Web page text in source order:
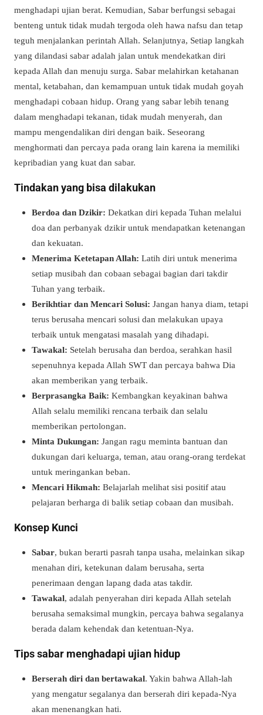
menghadapi ujian berat. Kemudian, Sabar berfungsi sebagai
benteng untuk tidak mudah tergoda oleh hawa nafsu dan tetap
teguh menjalankan perintah Allah. Selanjutnya, Setiap langkah
yang dilandasi sabar adalah jalan untuk mendekatkan diri
kepada Allah dan menuju surga. Sabar melahirkan ketahanan
mental, ketabahan, dan kemampuan untuk tidak mudah goyah
menghadapi cobaan hidup. Orang yang sabar lebih tenang
dalam menghadapi tekanan, tidak mudah menyerah, dan
mampu mengendalikan diri dengan baik. Seseorang
menghormati dan percaya pada orang lain karena ia memiliki
kepribadian yang kuat dan sabar.
Tindakan yang bisa dilakukan
Berdoa dan Dzikir: Dekatkan diri kepada Tuhan melalui
doa dan perbanyak dzikir untuk mendapatkan ketenangan
dan kekuatan.
Menerima Ketetapan Allah: Latih diri untuk menerima
setiap musibah dan cobaan sebagai bagian dari takdir
Tuhan yang terbaik.
Berikhtiar dan Mencari Solusi: Jangan hanya diam, tetapi
terus berusaha mencari solusi dan melakukan upaya
terbaik untuk mengatasi masalah yang dihadapi.
Tawakal: Setelah berusaha dan berdoa, serahkan hasil
sepenuhnya kepada Allah SWT dan percaya bahwa Dia
akan memberikan yang terbaik.
Berprasangka Baik: Kembangkan keyakinan bahwa
Allah selalu memiliki rencana terbaik dan selalu
memberikan pertolongan.
Minta Dukungan: Jangan ragu meminta bantuan dan
dukungan dari keluarga, teman, atau orang-orang terdekat
untuk meringankan beban.
Mencari Hikmah: Belajarlah melihat sisi positif atau
pelajaran berharga di balik setiap cobaan dan musibah.
Konsep Kunci
Sabar, bukan berarti pasrah tanpa usaha, melainkan sikap
menahan diri, ketekunan dalam berusaha, serta
penerimaan dengan lapang dada atas takdir.
Tawakal, adalah penyerahan diri kepada Allah setelah
berusaha semaksimal mungkin, percaya bahwa segalanya
berada dalam kehendak dan ketentuan-Nya.
Tips sabar menghadapi ujian hidup
Berserah diri dan bertawakal. Yakin bahwa Allah-lah
yang mengatur segalanya dan berserah diri kepada-Nya
akan menenangkan hati.